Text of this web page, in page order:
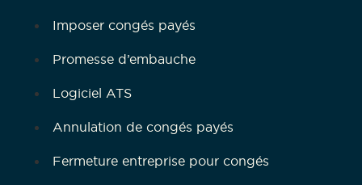
Imposer congés payés
Promesse d’embauche
Logiciel ATS
Annulation de congés payés
Fermeture entreprise pour congés